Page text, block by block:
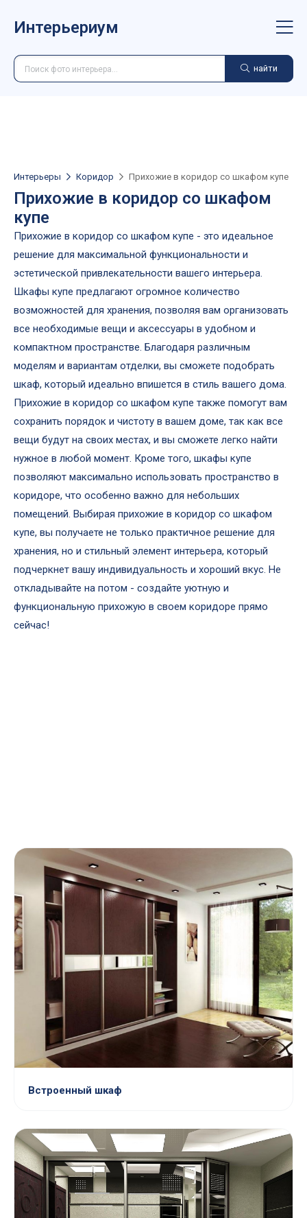
Интерьериум
найти
Интерьеры Коридор Прихожие в коридор со шкафом купе
Прихожие в коридор со шкафом
купе
Прихожие в коридор со шкафом купе - это идеальное
решение для максимальной функциональности и
эстетической привлекательности вашего интерьера.
Шкафы купе предлагают огромное количество
возможностей для хранения, позволяя вам организовать
все необходимые вещи и аксессуары в удобном и
компактном пространстве. Благодаря различным
моделям и вариантам отделки, вы сможете подобрать
шкаф, который идеально впишется в стиль вашего дома.
Прихожие в коридор со шкафом купе также помогут вам
сохранить порядок и чистоту в вашем доме, так как все
вещи будут на своих местах, и вы сможете легко найти
нужное в любой момент. Кроме того, шкафы купе
позволяют максимально использовать пространство в
коридоре, что особенно важно для небольших
помещений. Выбирая прихожие в коридор со шкафом
купе, вы получаете не только практичное решение для
хранения, но и стильный элемент интерьера, который
подчеркнет вашу индивидуальность и хороший вкус. Не
откладывайте на потом - создайте уютную и
функциональную прихожую в своем коридоре прямо
сейчас!
Встроенный шкаф